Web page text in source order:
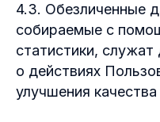
4.3. Обезличенные
собираемые с
статистики,
о действиях
улучшения